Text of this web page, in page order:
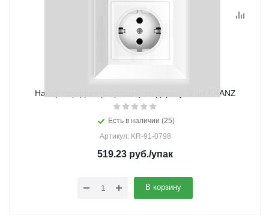
Набор борфрез (шарошек) по дереву, 5 шт KRANZ
Есть в наличии (25)
Артикул: KR-91-0798
519.23 руб./упак
В корзину